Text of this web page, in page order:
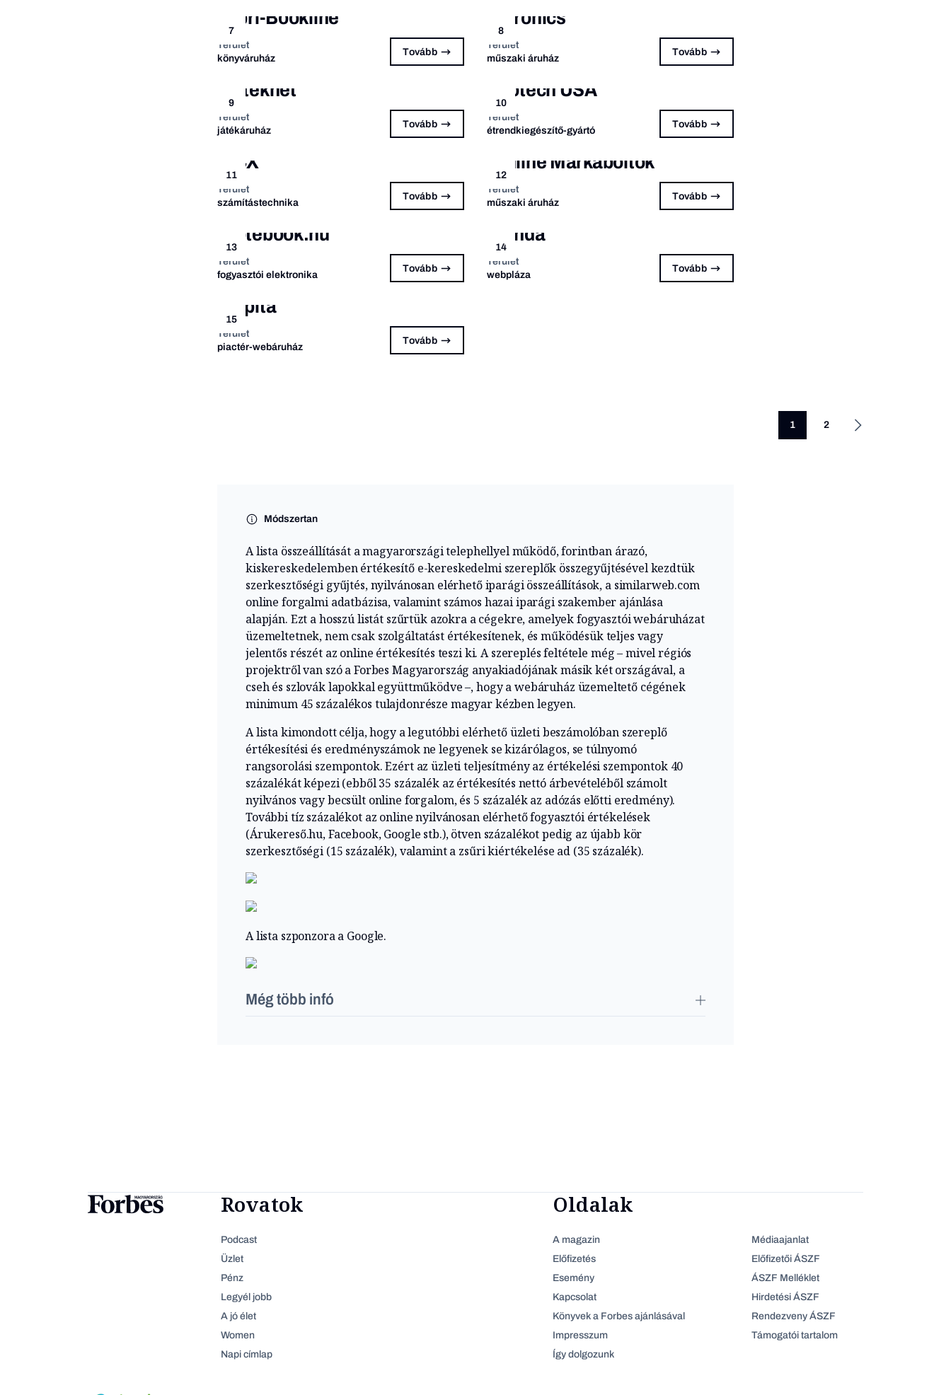
7
Libri-Bookline
Terület
könyváruház
Tovább
8
Euronics
Terület
műszaki áruház
Tovább
9
Játéknet
Terület
játékáruház
Tovább
10
Biotech USA
Terület
étrendkiegészítő-gyártó
Tovább
11
PCX
Terület
számítástechnika
Tovább
12
Online Márkaboltok
Terület
műszaki áruház
Tovább
13
Notebook.hu
Terület
fogyasztói elektronika
Tovább
14
Alinda
Terület
webpláza
Tovább
15
Pepita
Terület
piactér-webáruház
Tovább
1 2
Módszertan
A lista összeállítását a magyarországi telephellyel működő, forintban árazó,
kiskereskedelemben értékesítő e-kereskedelmi szereplők összegyűjtésével kezdtük
szerkesztőségi gyűjtés, nyilvánosan elérhető iparági összeállítások, a similarweb.com
online forgalmi adatbázisa, valamint számos hazai iparági szakember ajánlása
alapján. Ezt a hosszú listát szűrtük azokra a cégekre, amelyek fogyasztói webáruházat
üzemeltetnek, nem csak szolgáltatást értékesítenek, és működésük teljes vagy
jelentős részét az online értékesítés teszi ki. A szereplés feltétele még – mivel régiós
projektről van szó a Forbes Magyarország anyakiadójának másik két országával, a
cseh és szlovák lapokkal együttműködve –, hogy a webáruház üzemeltető cégének
minimum 45 százalékos tulajdonrésze magyar kézben legyen.
A lista kimondott célja, hogy a legutóbbi elérhető üzleti beszámolóban szereplő
értékesítési és eredményszámok ne legyenek se kizárólagos, se túlnyomó
rangsorolási szempontok. Ezért az üzleti teljesítmény az értékelési szempontok 40
százalékát képezi (ebből 35 százalék az értékesítés nettó árbevételéből számolt
nyilvános vagy becsült online forgalom, és 5 százalék az adózás előtti eredmény).
További tíz százalékot az online nyilvánosan elérhető fogyasztói értékelések
(Árukereső.hu, Facebook, Google stb.), ötven százalékot pedig az újabb kör
szerkesztőségi (15 százalék), valamint a zsűri kiértékelése ad (35 százalék).
A lista szponzora a Google.
Még több infó
Rovatok
Podcast
Üzlet
Pénz
Legyél jobb
A jó élet
Women
Napi címlap
Oldalak
A magazin
Előfizetés
Esemény
Kapcsolat
Könyvek a Forbes ajánlásával
Impresszum
Így dolgozunk
Médiaajanlat
Előfizetői ÁSZF
ÁSZF Melléklet
Hirdetési ÁSZF
Rendezveny ÁSZF
Támogatói tartalom